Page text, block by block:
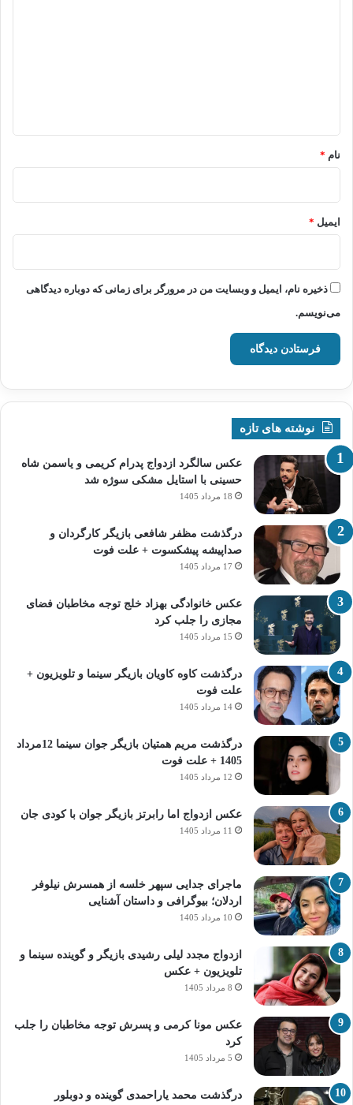
نام *
ایمیل *
ذخیره نام، ایمیل و وبسایت من در مرورگر برای زمانی که دوباره دیدگاهی
می‌نویسم.
نوشته های تازه
عکس سالگرد ازدواج پدرام کریمی و یاسمن شاه‌
حسینی با استایل مشکی سوژه شد
18 مرداد 1405
درگذشت مظفر شافعی بازیگر کارگردان و
صداپیشه پیشکسوت + علت فوت
17 مرداد 1405
عکس خانوادگی بهزاد خلج توجه مخاطبان فضای
مجازی را جلب کرد
15 مرداد 1405
درگذشت کاوه کاویان بازیگر سینما و تلویزیون +
علت فوت
14 مرداد 1405
درگذشت مریم همتیان بازیگر جوان سینما 12مرداد
1405 + علت فوت
12 مرداد 1405
عکس ازدواج اما رابرتز بازیگر جوان با کودی جان
11 مرداد 1405
ماجرای جدایی سپهر خلسه از همسرش نیلوفر
اردلان؛ بیوگرافی و داستان آشنایی
10 مرداد 1405
ازدواج مجدد لیلی رشیدی بازیگر و گوینده سینما و
تلویزیون + عکس
8 مرداد 1405
عکس مونا کرمی و پسرش توجه مخاطبان را جلب
کرد
5 مرداد 1405
درگذشت محمد یاراحمدی گوینده و دوبلور